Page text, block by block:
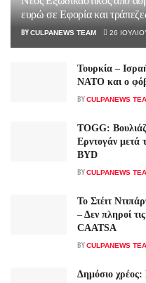
ευρώ σε Εφορία και
BYCULPANEWS TEAM 26
Τουρκία –
ΝΑΤΟ και ο
BYCULPANEWS
TOGG:
Ερντογάν μετά
BYD
BYCULPANEWS
Το Στέιτ
– Δεν πληροί
CAATSA
BYCULPANEWS
Δημόσιο